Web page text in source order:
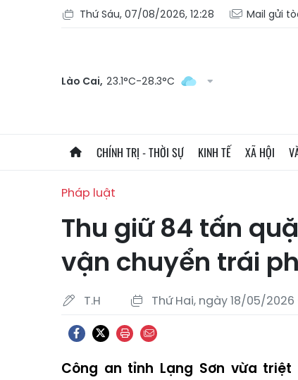
Thứ Sáu, 07/08/2026, 12:28 Mail gửi
Lào Cai, 23.1°C-28.3°C
CHÍNH TRỊ - THỜI SỰ KINH TẾ XÃ HỘI
Pháp luật
Thu giữ 84 tấn
vận chuyển trái
T.H Thứ Hai, ngày 18/05/2026
Công an tỉnh Lạng Sơn vừa